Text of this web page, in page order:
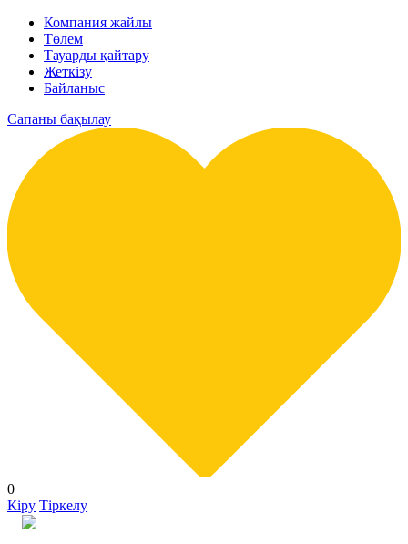
Компания жайлы
Төлем
Тауарды қайтару
Жеткізу
Байланыс
Сапаны бақылау
0
Кіру Тіркелу